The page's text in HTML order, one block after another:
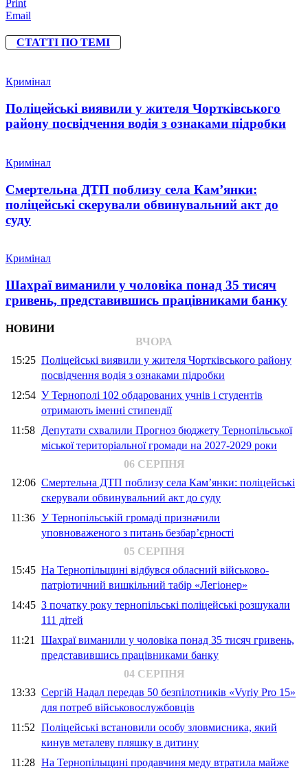
Print
Email
СТАТТІ ПО ТЕМІ
Кримінал
Поліцейські виявили у жителя Чортківського
району посвідчення водія з ознаками підробки
Кримінал
Смертельна ДТП поблизу села Кам’янки:
поліцейські скерували обвинувальний акт до
суду
Кримінал
Шахраї виманили у чоловіка понад 35 тисяч
гривень, представившись працівниками банку
НОВИНИ
ВЧОРА
15:25 Поліцейські виявили у жителя Чортківського району
посвідчення водія з ознаками підробки
12:54 У Тернополі 102 обдарованих учнів і студентів
отримають іменні стипендії
11:58 Депутати схвалили Прогноз бюджету Тернопільської
міської територіальної громади на 2027-2029 роки
06 СЕРПНЯ
12:06 Смертельна ДТП поблизу села Кам’янки: поліцейські
скерували обвинувальний акт до суду
11:36 У Тернопільській громаді призначили
уповноваженого з питань безбар’єрності
05 СЕРПНЯ
15:45 На Тернопільщині відбувся обласний військово-
патріотичний вишкільний табір «Легіонер»
14:45 З початку року тернопільські поліцейські розшукали
111 дітей
11:21 Шахраї виманили у чоловіка понад 35 тисяч гривень,
представившись працівниками банку
04 СЕРПНЯ
13:33 Сергій Надал передав 50 безпілотників «Vyriy Pro 15»
для потреб військовослужбовців
11:52 Поліцейські встановили особу зловмисника, який
кинув металеву пляшку в дитину
11:28 На Тернопільщині продавчиня меду втратила майже